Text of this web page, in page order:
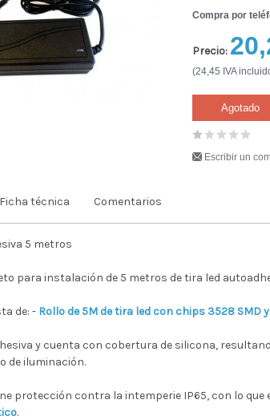
Compra por
Precio:
(24,45 IVA
Agotado
Escribir un
Ficha técnica Comentarios
5 metros
para instalación de 5 metros de tira led
de: - Rollo de 5M de tira led con chips 3528 SMD
y cuenta con cobertura de silicona,
de iluminación.
protección contra la intemperie IP65, con lo que
.